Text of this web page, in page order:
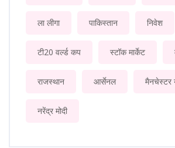
ला लीगा पाकिस्तान निवेश
टी20 वर्ल्ड कप स्टॉक मार्केट
राजस्थान आर्सेनल मैनचेस्टर
नरेंद्र मोदी